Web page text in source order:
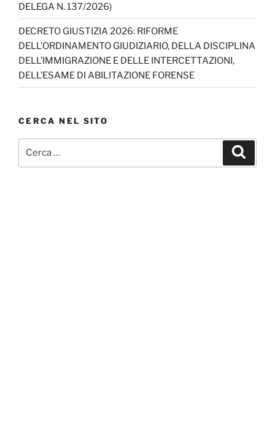
DELEGA N. 137/2026)
DECRETO GIUSTIZIA 2026: RIFORME
DELL’ORDINAMENTO GIUDIZIARIO, DELLA DISCIPLINA
DELL’IMMIGRAZIONE E DELLE INTERCETTAZIONI,
DELL’ESAME DI ABILITAZIONE FORENSE
CERCA NEL SITO